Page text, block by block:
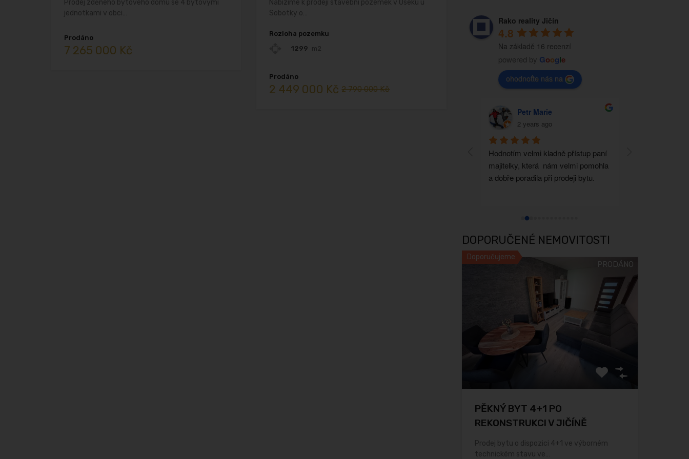
Prodej zděného bytového domu se 4 bytovými
jednotkami v obci…
Prodáno
7 265 000 Kč
Nabízíme k prodeji stavební pozemek v Oseku u
Sobotky o…
Rozloha pozemku
1299 m2
Prodáno
2 449 000 Kč 2 790 000 Kč
Rako reality Jičín
4.8
Na základě 16 recenzí
powered by Google
ohodnoťte nás na
Petr Marie
2 years ago
Hodnotím velmi kladně přístup paní
majitelky, která  nám velmi pomohla
a dobře poradila při prodeji bytu.
DOPORUČENÉ NEMOVITOSTI
Doporučujeme
PRODÁNO
PĚKNÝ BYT 4+1 PO
REKONSTRUKCI V JIČÍNĚ
Prodej bytu o dispozici 4+1 ve výborném
technickém stavu ve…